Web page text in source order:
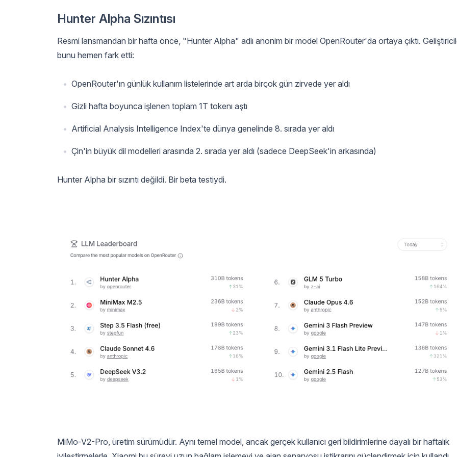
Hunter Alpha Sızıntısı
Resmi lansmandan bir hafta önce, "Hunter Alpha" adlı anonim bir model OpenRouter'da ortaya çıktı.
bunu hemen fark etti:
OpenRouter'ın günlük kullanım listelerinde art arda birçok gün zirvede yer aldı
Gizli hafta boyunca işlenen toplam 1T tokenı aştı
Artificial Analysis Intelligence Index'te dünya genelinde 8. sırada yer aldı
Çin'in büyük dil modelleri arasında 2. sırada yer aldı (sadece DeepSeek'in arkasında)
Hunter Alpha bir sızıntı değildi. Bir beta testiydi.
MiMo-V2-Pro, üretim sürümüdür. Aynı temel model, ancak gerçek kullanıcı geri bildirimlerine dayalı bir haftalık